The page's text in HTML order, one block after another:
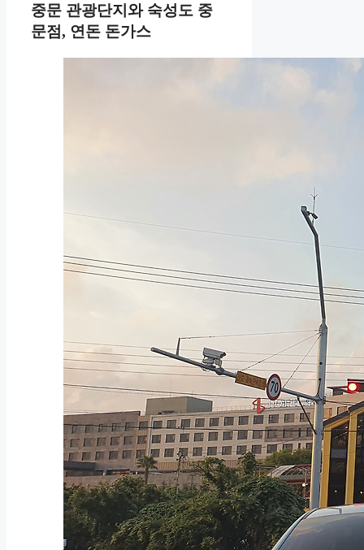
중문 관광단지와 숙성도 중
문점, 연돈 돈가스